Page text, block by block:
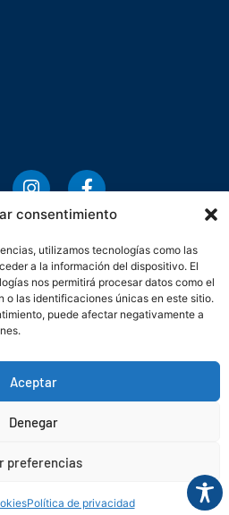
consentimiento
utilizamos tecnologías como las
a la información del dispositivo. El
nos permitirá procesar datos como el
o las identificaciones únicas en este sitio.
puede afectar negativamente a
Aceptar
Denegar
preferencias
Política de privacidad
Asturiana de Empresarios
de cookies